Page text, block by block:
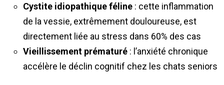
Cystite idiopathique féline : cette inflammation
de la vessie, extrêmement douloureuse, est
directement liée au stress dans 60% des cas
Vieillissement prématuré : l’anxiété chronique
accélère le déclin cognitif chez les chats seniors